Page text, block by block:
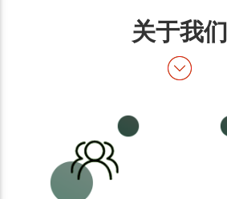
关于我们